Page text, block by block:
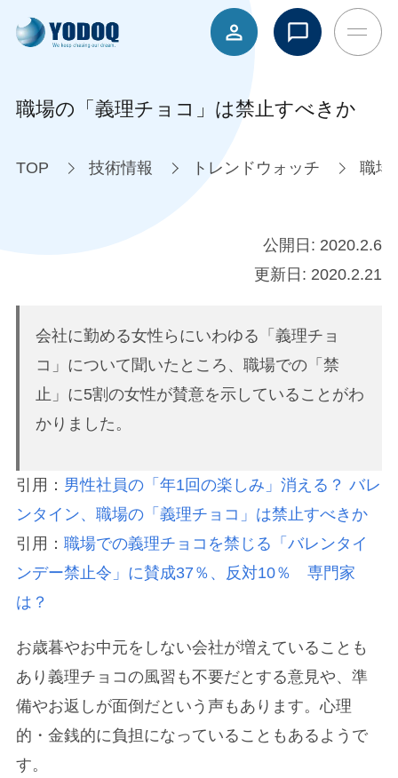
職場の「義理チョコ」は禁止すべきか
TOP 技術情報 トレンドウォッチ 職場
公開日: 2020.2.6
更新日: 2020.2.21
会社に勤める女性らにいわゆる「義理チョ
コ」について聞いたところ、職場での「禁
止」に5割の女性が賛意を示していることがわ
かりました。
引用： 男性社員の「年1回の楽しみ」消える？ バレ
ンタイン、職場の「義理チョコ」は禁止すべきか
引用： 職場での義理チョコを禁じる「バレンタイ
ンデー禁止令」に賛成37％、反対10％ 専門家
は？
お歳暮やお中元をしない会社が増えていることも
あり義理チョコの風習も不要だとする意見や、準
備やお返しが面倒だという声もあります。心理
的・金銭的に負担になっていることもあるようで
す。